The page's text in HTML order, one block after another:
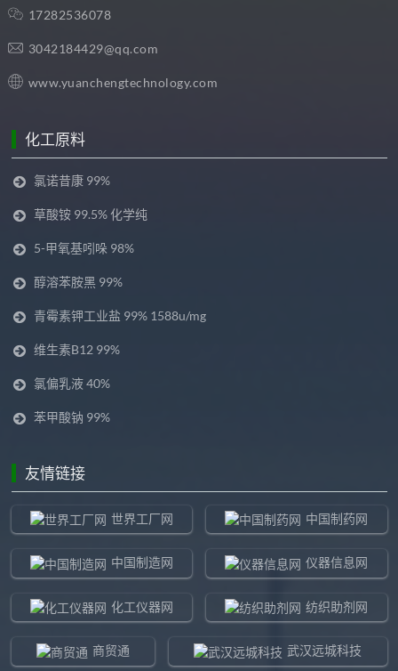
17282536078
3042184429@qq.com
www.yuanchengtechnology.com
化工原料
氯诺昔康 99%
草酸铵 99.5% 化学纯
5-甲氧基吲哚 98%
醇溶苯胺黑 99%
青霉素钾工业盐 99% 1588u/mg
维生素B12 99%
氯偏乳液 40%
苯甲酸钠 99%
友情链接
世界工厂网 中国制药网
中国制造网 仪器信息网
化工仪器网 纺织助剂网
商贸通 武汉远城科技